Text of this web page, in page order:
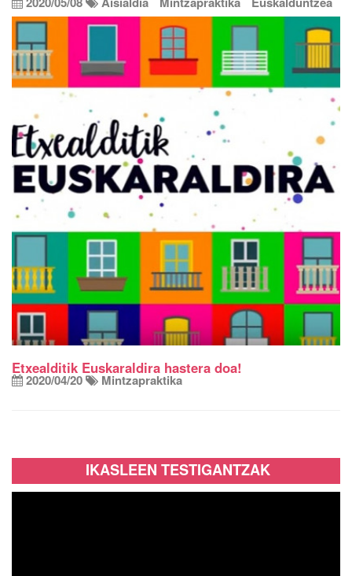
Etxealditik Euskaraldira hastera doa!
2020/04/20 Mintzapraktika
IKASLEEN TESTIGANTZAK